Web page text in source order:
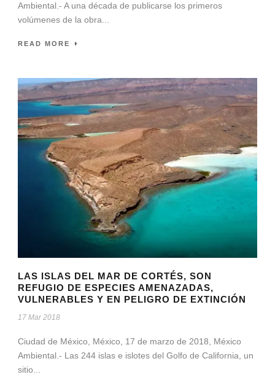
Ambiental.- A una década de publicarse los primeros
volúmenes de la obra...
READ MORE
LAS ISLAS DEL MAR DE CORTÉS, SON
REFUGIO DE ESPECIES AMENAZADAS,
VULNERABLES Y EN PELIGRO DE EXTINCIÓN
17 Mar 2018
Ciudad de México, México, 17 de marzo de 2018, México
Ambiental.- Las 244 islas e islotes del Golfo de California, un
sitio...